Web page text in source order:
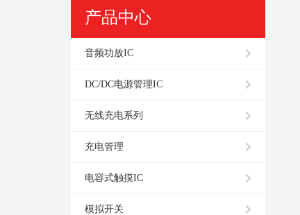
产品中心
音频功放IC
DC/DC电源管理IC
无线充电系列
充电管理
电容式触摸IC
模拟开关